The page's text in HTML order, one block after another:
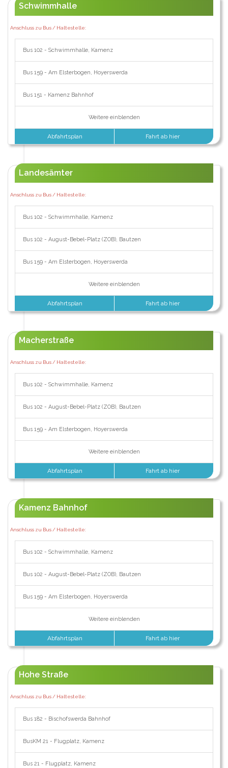
Schwimmhalle
Anschluss zu Bus / Haltestelle:
Bus 102 - Schwimmhalle, Kamenz
Bus 159 - Am Elsterbogen, Hoyerswerda
Bus 151 - Kamenz Bahnhof
Weitere einblenden
Abfahrtsplan Fahrt ab hier
Landesämter
Anschluss zu Bus / Haltestelle:
Bus 102 - Schwimmhalle, Kamenz
Bus 102 - August-Bebel-Platz (ZOB), Bautzen
Bus 159 - Am Elsterbogen, Hoyerswerda
Weitere einblenden
Abfahrtsplan Fahrt ab hier
Macherstraße
Anschluss zu Bus / Haltestelle:
Bus 102 - Schwimmhalle, Kamenz
Bus 102 - August-Bebel-Platz (ZOB), Bautzen
Bus 159 - Am Elsterbogen, Hoyerswerda
Weitere einblenden
Abfahrtsplan Fahrt ab hier
Kamenz Bahnhof
Anschluss zu Bus / Haltestelle:
Bus 102 - Schwimmhalle, Kamenz
Bus 102 - August-Bebel-Platz (ZOB), Bautzen
Bus 159 - Am Elsterbogen, Hoyerswerda
Weitere einblenden
Abfahrtsplan Fahrt ab hier
Hohe Straße
Anschluss zu Bus / Haltestelle:
Bus 182 - Bischofswerda Bahnhof
BusKM 21 - Flugplatz, Kamenz
Bus 21 - Flugplatz, Kamenz